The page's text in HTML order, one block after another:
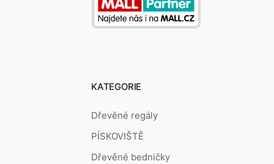
KATEGORIE
Dřevěné regály
PÍSKOVIŠTĚ
Dřevěné bedničky